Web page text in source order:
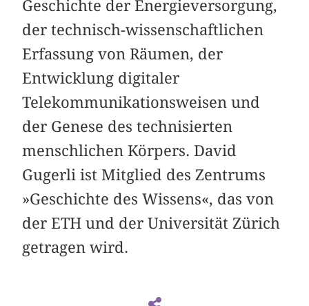
Geschichte der Energieversorgung,
der technisch-wissenschaftlichen
Erfassung von Räumen, der
Entwicklung digitaler
Telekommunikationsweisen und
der Genese des technisierten
menschlichen Körpers. David
Gugerli ist Mitglied des Zentrums
»Geschichte des Wissens«, das von
der ETH und der Universität Zürich
getragen wird.